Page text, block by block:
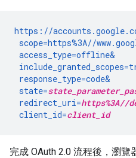
https://
scope=https%3A//
access_type=offline&
response_type=code&
state=
redirect_uri=https%3A//
client_id=client_id
完成 OAuth 2.0 流程後，瀏覽